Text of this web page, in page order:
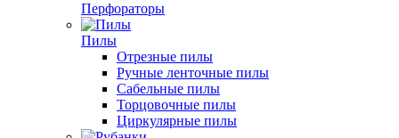
Перфораторы
Пилы
Отрезные пилы
Ручные ленточные пилы
Сабельные пилы
Торцовочные пилы
Циркулярные пилы